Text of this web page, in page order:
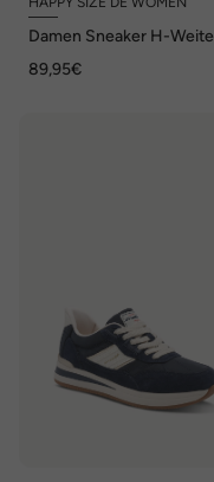
Damen Sneaker H-Weite
89,95€